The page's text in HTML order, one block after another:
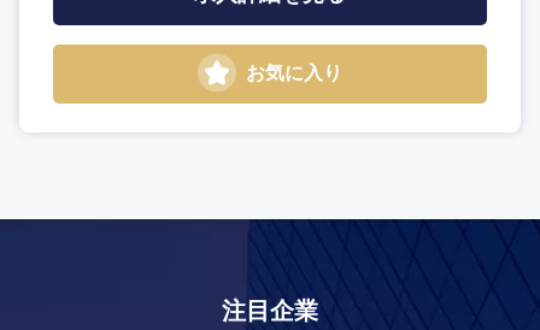
お気に入り
注目企業